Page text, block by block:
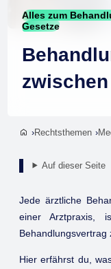
Alles zum
Gesetze
Rechtsthemen
Auf dieser Seite
Jede ärztliche
einer Arztpraxis,
Behandlungsvertrag
Hier erfährst du,